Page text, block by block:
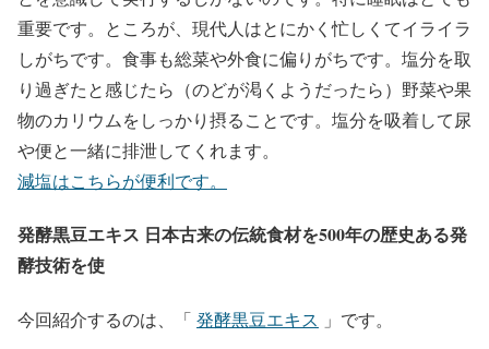
重要です。ところが、現代人はとにかく忙しくてイライラ
しがちです。食事も総菜や外食に偏りがちです。塩分を取
り過ぎたと感じたら（のどが渇くようだったら）野菜や果
物のカリウムをしっかり摂ることです。塩分を吸着して尿
や便と一緒に排泄してくれます。
減塩はこちらが便利です。
発酵黒豆エキス 日本古来の伝統食材を500年の歴史ある発
酵技術を使
今回紹介するのは、「 発酵黒豆エキス 」です。